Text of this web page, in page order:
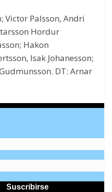
Victor Palsson, Andri
Hordur
Hakon
Isak Johanesson;
DT: Arnar